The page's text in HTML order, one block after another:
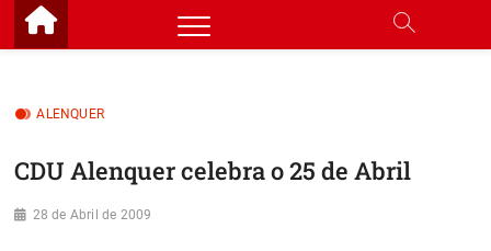
Skip
ALENQUER
CDU Alenquer celebra o 25 de Abril
28 de Abril de 2009